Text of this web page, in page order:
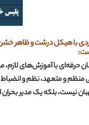
با هیکل درشت و ظاهر
:
با آموزش‌های لازم،
و متعهد، نظم و انضباط
نیست، بلکه یک مدیر